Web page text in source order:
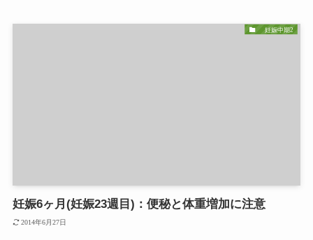
妊娠中期2
妊娠6ヶ月(妊娠23週目)：便秘と体重増加に注意
2014年6月27日